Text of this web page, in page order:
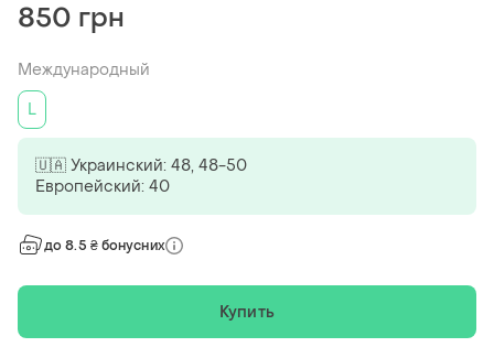
850 грн
Международный
L
🇺🇦 Украинский: 48, 48-50
Европейский: 40
до 8.5 ₴ бонусних
Купить